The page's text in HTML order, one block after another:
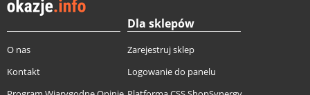
O nas
Kontakt
Dla sklepów
Zarejestruj sklep
Logowanie do panelu